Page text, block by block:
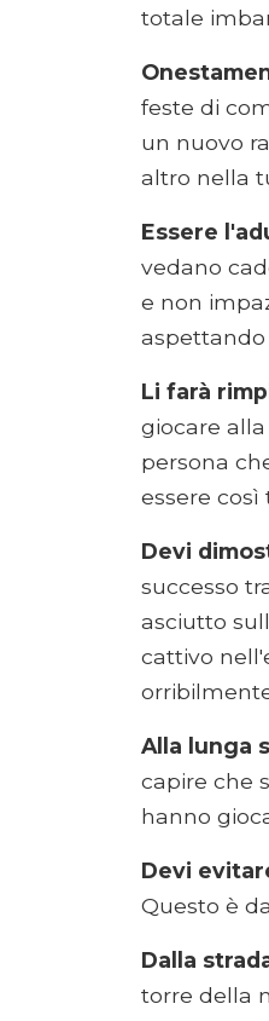
totale
feste di
un nuovo
altro nella
Essere
vedano
e non
aspettando
Li farà
giocare
persona
essere
Devi
successo
asciutto
cattivo
Alla lunga
capire che
hanno
Devi
Questo è
Dalla
torre della